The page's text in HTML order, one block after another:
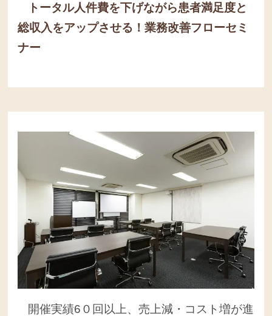
トータル人件費を下げながら患者満足度と
総収入をアップさせる！業務改善フローセミ
ナー
開催実績6０回以上、売上減・コスト増が進